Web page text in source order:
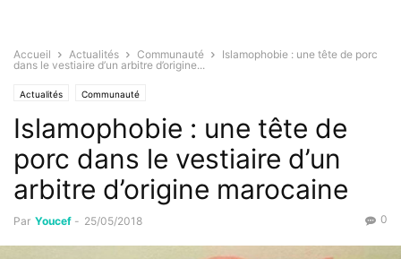
Accueil Actualités Communauté
Islamophobie : une tête de porc
dans le vestiaire d’un arbitre d’origine...
Actualités Communauté
Islamophobie : une tête de
porc dans le vestiaire d’un
arbitre d’origine marocaine
Par Youcef - 25/05/2018 0